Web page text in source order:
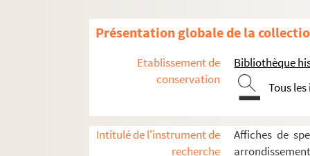
Présentation globale de la
Etablissement de
conservation
Bibliothèque
Tous
Intitulé de l'instrument de
recherche
Affiches de